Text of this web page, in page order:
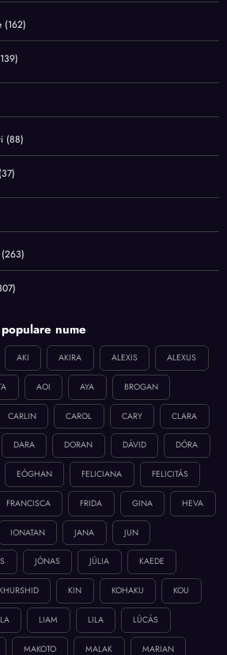
(162)
(88)
(37)
(263)
nume
AKI AKIRA ALEXIS ALEXUS
AOI AYA BROGAN
CARLIN CAROL CARY CLARA
DARA DORAN DÁVID DÓRA
EÓGHAN FELICIANA FELICITÁS
FRANCISCA FRIDA GINA HEVA
IONATAN JANA JUN
JÓNAS JÚLIA KAEDE
KIN KOHAKU KOU
LIAM LILA LÚCÁS
MAKOTO MALAK MARIAN